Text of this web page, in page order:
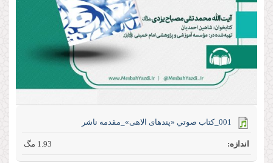
001_كتاب صوتي «پند‌های الاهی»_مقدمه ناشر
1.93 مگ